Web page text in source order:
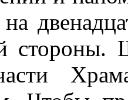
стороны.